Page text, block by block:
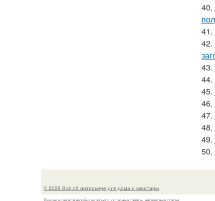
40.
41.
42.
43.
44.
45.
46.
47.
48.
49.
50.
© 2026 Всё об интерьере для дома и квартиры
Лучшие идеи для дизайна интерьера, полезные советы, интересные статьи